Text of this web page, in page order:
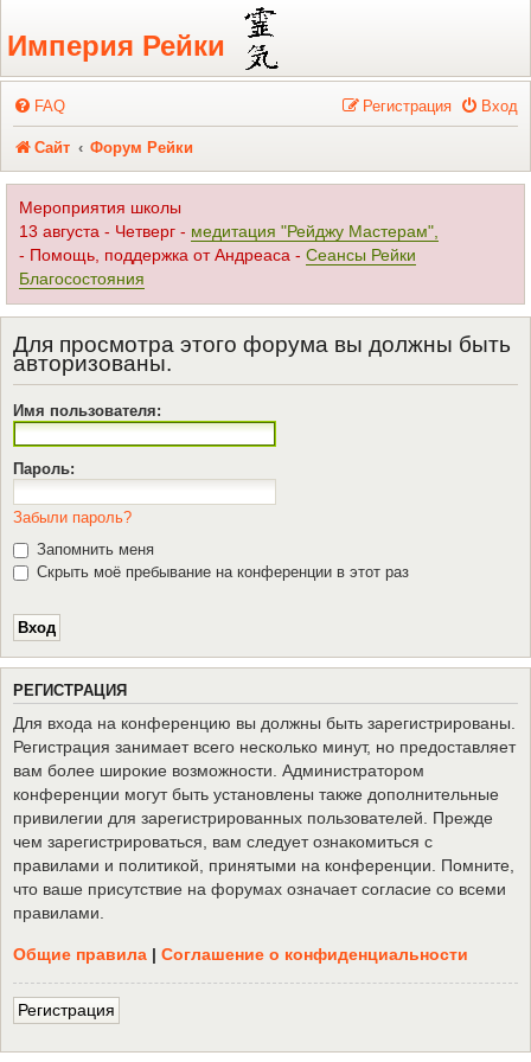
Регистрация
Империя Рейки
FAQ Вход
Регистрация
Сайт Форум Рейки
Мероприятия школы
13 августа - Четверг - медитация "Рейджу Мастерам",
- Помощь, поддержка от Андреаса - Сеансы Рейки
Благосостояния
Для просмотра этого форума вы должны быть
авторизованы.
Имя пользователя:
Пароль:
Забыли пароль?
Запомнить меня
Скрыть моё пребывание на конференции в этот раз
РЕГИСТРАЦИЯ
Для входа на конференцию вы должны быть зарегистрированы.
Регистрация занимает всего несколько минут, но предоставляет
вам более широкие возможности. Администратором
конференции могут быть установлены также дополнительные
привилегии для зарегистрированных пользователей. Прежде
чем зарегистрироваться, вам следует ознакомиться с
правилами и политикой, принятыми на конференции. Помните,
что ваше присутствие на форумах означает согласие со всеми
правилами.
Общие правила | Соглашение о конфиденциальности
Регистрация